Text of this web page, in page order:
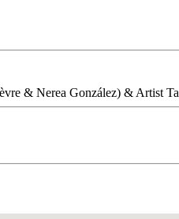
& Nerea González) & Artist